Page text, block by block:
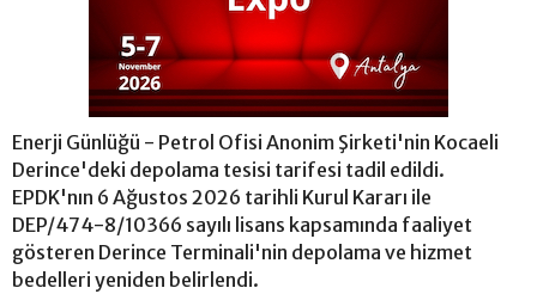
Enerji Günlüğü - Petrol Ofisi Anonim Şirketi'nin Kocaeli
Derince'deki depolama tesisi tarifesi tadil edildi.
EPDK'nın 6 Ağustos 2026 tarihli Kurul Kararı ile
DEP/474-8/10366 sayılı lisans kapsamında faaliyet
gösteren Derince Terminali'nin depolama ve hizmet
bedelleri yeniden belirlendi.